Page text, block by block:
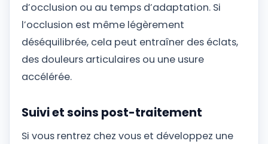
d’occlusion ou au temps d’adaptation. Si
l’occlusion est même légèrement
déséquilibrée, cela peut entraîner des éclats,
des douleurs articulaires ou une usure
accélérée.
Suivi et soins post-traitement
Si vous rentrez chez vous et développez une